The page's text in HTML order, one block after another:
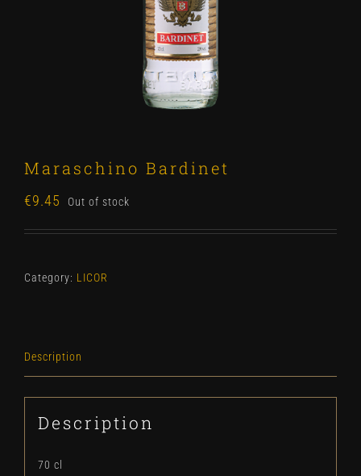
Maraschino Bardinet
€9.45 Out of stock
Category: LICOR
Description
Description
70 cl